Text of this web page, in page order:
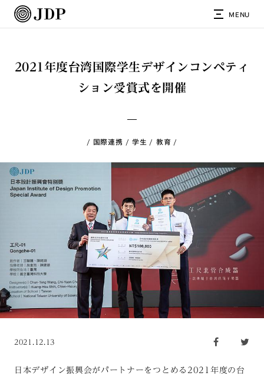
MENU
2021年度台湾国際学生デザインコンペティ
ション受賞式を開催
国際連携 学生 教育
2021.12.13
日本デザイン振興会がパートナーをつとめる2021年度の台